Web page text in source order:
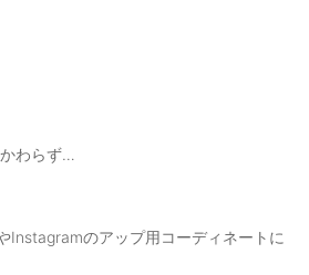
わらず…
Instagramのアップ用コーディネートに